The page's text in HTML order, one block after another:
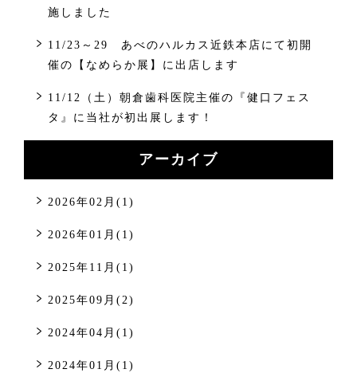
施しました
11/23～29 あべのハルカス近鉄本店にて初開
催の【なめらか展】に出店します
11/12（土）朝倉歯科医院主催の『健口フェス
タ』に当社が初出展します！
アーカイブ
2026年02月(1)
2026年01月(1)
2025年11月(1)
2025年09月(2)
2024年04月(1)
2024年01月(1)